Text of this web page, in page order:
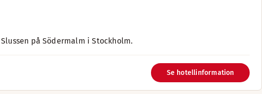
på Södermalm i Stockholm.
Se hotellinformation